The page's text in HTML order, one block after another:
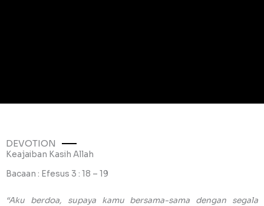
DEVOTION
Keajaiban Kasih Allah
Bacaan : Efesus 3 : 18 – 19
“Aku berdoa, supaya kamu bersama-sama dengan segala